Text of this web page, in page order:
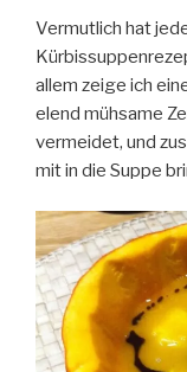
Vermutlich hat
allem zeige ich
elend mühsame
vermeidet, und
mit in die Suppe